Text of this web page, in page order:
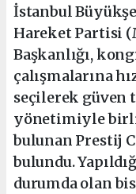
İstanbul
Hareket Partisi
Başkanlığı,
çalışmalarına
seçilerek güven
yönetimiyle
bulunan Prestij
bulundu.
durumda olan